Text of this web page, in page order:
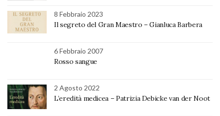
8 Febbraio 2023
Il segreto del Gran Maestro – Gianluca Barbera
6 Febbraio 2007
Rosso sangue
2 Agosto 2022
L’eredità medicea – Patrizia Debicke van der Noot